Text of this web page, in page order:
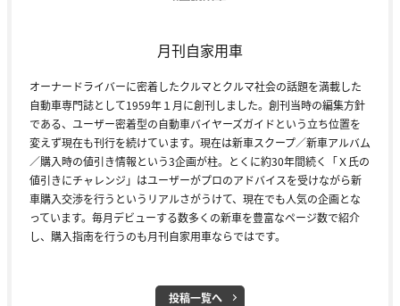
月刊自家用車
オーナードライバーに密着したクルマとクルマ社会の話題を満載した
自動車専門誌として1959年１月に創刊しました。創刊当時の編集方針
である、ユーザー密着型の自動車バイヤーズガイドという立ち位置を
変えず現在も刊行を続けています。現在は新車スクープ／新車アルバム
／購入時の値引き情報という3企画が柱。とくに約30年間続く「Ｘ氏の
値引きにチャレンジ」はユーザーがプロのアドバイスを受けながら新
車購入交渉を行うというリアルさがうけて、現在でも人気の企画とな
っています。毎月デビューする数多くの新車を豊富なページ数で紹介
し、購入指南を行うのも月刊自家用車ならではです。
投稿一覧へ